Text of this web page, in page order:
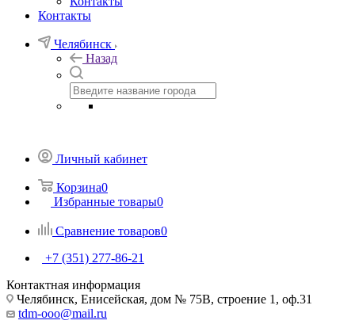
Контакты
Челябинск
Назад
Личный кабинет
Корзина0
Избранные товары0
Сравнение товаров0
+7 (351) 277-86-21
Контактная информация
Челябинск, Енисейская, дом № 75В, строение 1, оф.31
tdm-ooo@mail.ru